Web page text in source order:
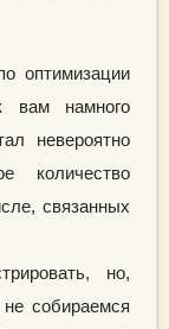
оптимизации
вам намного
невероятно
количество
связанных
но,
собираемся